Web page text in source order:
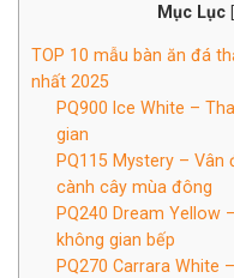
Mục Lục [
TOP 10 mẫu bàn ăn đá
nhất 2025
PQ900 Ice White –
gian
PQ115 Mystery – Vân
cành cây mùa đông
PQ240 Dream Yellow
không gian bếp
PQ270 Carrara White